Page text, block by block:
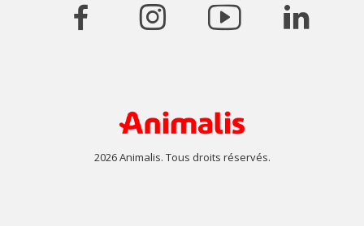
2026 Animalis. Tous droits réservés.